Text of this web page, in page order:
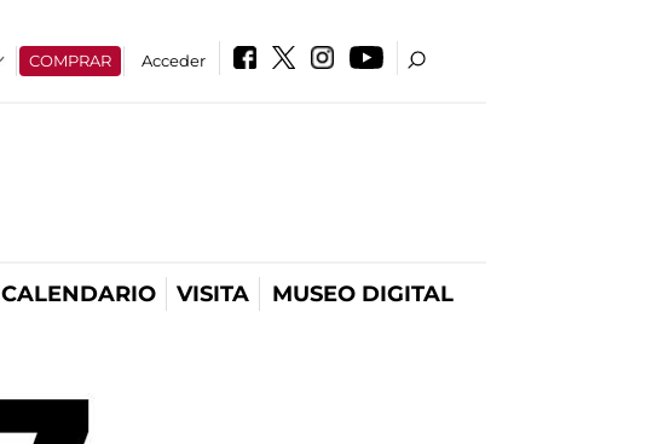
COMPRAR Acceder
CALENDARIO VISITA MUSEO DIGITAL